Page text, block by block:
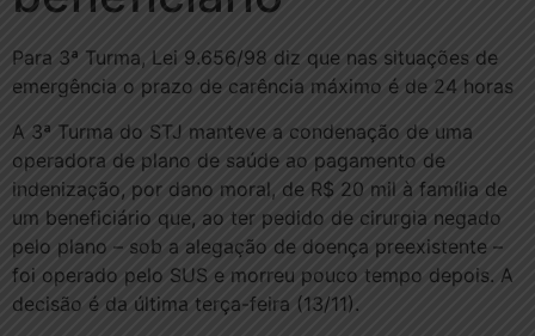
Para 3ª Turma, Lei 9.656/98 diz que nas situações de
emergência o prazo de carência máximo é de 24 horas
A 3ª Turma do STJ manteve a condenação de uma
operadora de plano de saúde ao pagamento de
indenização, por dano moral, de R$ 20 mil à família de
um beneficiário que, ao ter pedido de cirurgia negado
pelo plano – sob a alegação de doença preexistente –
foi operado pelo SUS e morreu pouco tempo depois. A
decisão é da última terça-feira (13/11).